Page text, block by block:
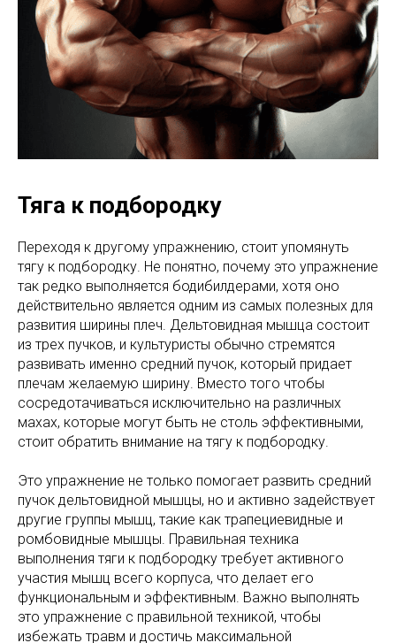
Тяга к подбородку
Переходя к другому упражнению, стоит упомянуть
тягу к подбородку. Не понятно, почему это упражнение
так редко выполняется бодибилдерами, хотя оно
действительно является одним из самых полезных для
развития ширины плеч. Дельтовидная мышца состоит
из трех пучков, и культуристы обычно стремятся
развивать именно средний пучок, который придает
плечам желаемую ширину. Вместо того чтобы
сосредотачиваться исключительно на различных
махах, которые могут быть не столь эффективными,
стоит обратить внимание на тягу к подбородку.
Это упражнение не только помогает развить средний
пучок дельтовидной мышцы, но и активно задействует
другие группы мышц, такие как трапециевидные и
ромбовидные мышцы. Правильная техника
выполнения тяги к подбородку требует активного
участия мышц всего корпуса, что делает его
функциональным и эффективным. Важно выполнять
это упражнение с правильной техникой, чтобы
избежать травм и достичь максимальной